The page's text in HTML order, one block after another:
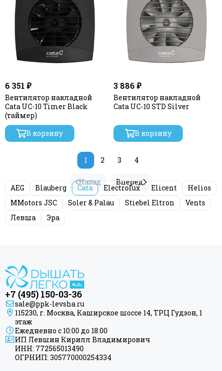
6 351 ₽
Вентилятор накладной
Cata UC-10 Timer Black
(таймер)
В корзину
3 886 ₽
Вентилятор накладной
Cata UC-10 STD Silver
В корзину
Назад
1 2 3 4
Вперед
AEG Blauberg Cata Electrolux Elicent
Helios
MMotors JSC
Soler & Palau Stiebel Eltron
Vents
Левша
Эра
+7 (495) 150-03-36
sale@ppk-levsha.ru
115230, г. Москва, Каширское шоссе 14, ТРЦ Гудзон, 1
этаж
Ежедневно с 10:00 до 18:00
ИП Левшин Кирилл Владимирович
ИНН: 772565013490
ОГРНИП: 305770000254334